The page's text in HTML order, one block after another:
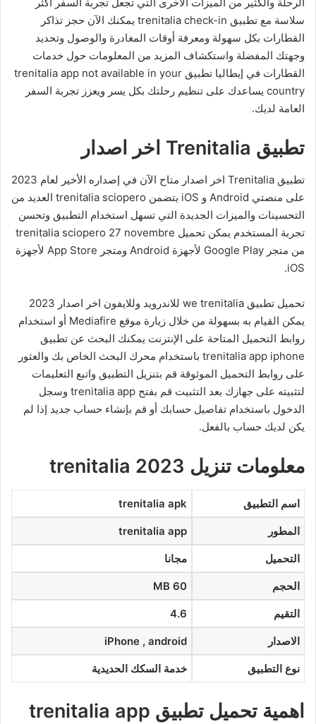
الرحلة والكثير من الميزات الأخرى التي تجعل تجربة السفر أكثر
سلاسة مع تطبيق trenitalia check-in يمكنك الآن حجز تذاكر
القطارات بكل سهولة ومعرفة أوقات المغادرة والوصول وتحديد
وجهتك المفضلة واستكشاف المزيد من المعلومات حول خدمات
القطارات في إيطاليا تطبيق trenitalia app not available in your
country يساعدك على تنظيم رحلتك بكل يسر ويعزز تجربة السفر
العامة لديك.
تطبيق Trenitalia اخر اصدار
تطبيق Trenitalia اخر اصدار متاح الآن في إصداره الأخير لعام 2023
على منصتي Android و iOS يتضمن trenitalia sciopero العديد من
التحسينات والميزات الجديدة التي تسهل استخدام التطبيق وتحسن
تجربة المستخدم يمكن تحميل trenitalia sciopero 27 novembre
من متجر Google Play لأجهزة Android ومتجر App Store لأجهزة
iOS.
تحميل تطبيق we trenitalia للاندرويد وللايفون اخر اصدار 2023
يمكن القيام به بسهولة من خلال زيارة موقع Mediafire أو استخدام
روابط التحميل المتاحة على الإنترنت يمكنك البحث عن تطبيق
trenitalia app iphone باستخدام محرك البحث الخاص بك والعثور
على روابط التحميل الموثوقة قم بتنزيل التطبيق واتبع التعليمات
لتثبيته على جهازك بعد التثبيت قم بفتح trenitalia app وسجل
الدخول باستخدام تفاصيل حسابك أو قم بإنشاء حساب جديد إذا لم
يكن لديك حساب بالفعل.
معلومات تنزيل trenitalia 2023
اسم التطبيق trenitalia apk
المطور trenitalia app
التحميل مجانا
الحجم 60 MB
التقيم 4.6
الاصدار iPhone , android
نوع التطبيق خدمة السكك الحديدية
اهمية تحميل تطبيق trenitalia app